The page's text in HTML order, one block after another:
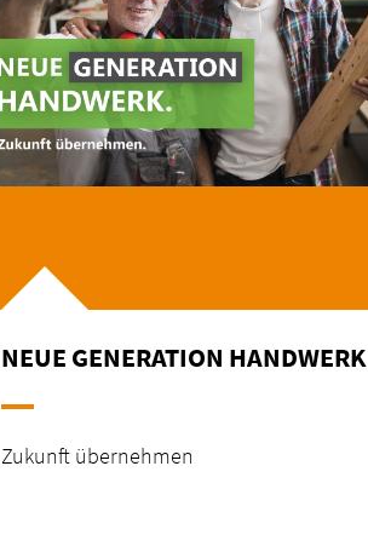
NEUE GENERATION HANDWERK
Zukunft übernehmen